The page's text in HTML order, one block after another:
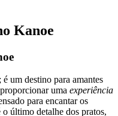
Kanoe
é um destino para amantes
uma experiência
para encantar os
o último detalhe dos pratos,